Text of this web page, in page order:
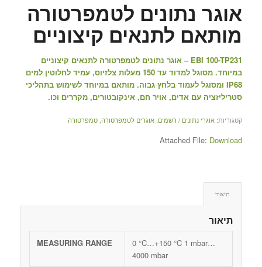
אוגר נתונים לטמפרטורה
מותאם לתנאים קיצוניים
EBI 100-TP231 – אוגר נתונים לטמפרטורה לתנאים קיצוניים
במיוחד. מסוגל למדוד עד 150 מעלות צלזיוס, עמיד לחלוטין למים
IP68 ומסוגל לעמוד בלחץ גבוה. מותאם במיוחד לשימוש בתהליכי
סטריליזציה עם אדים, אויר חם, אינקובטורים, מקררים וכו.
קטגוריות: אוגרי נתונים / רשמים אוגרים לטמפרטורה, טמפרטורה
Attached File: Download
תיאור
תיאור
MEASURING RANGE
0 °C…+150 °C 1 mbar…
4000 mbar